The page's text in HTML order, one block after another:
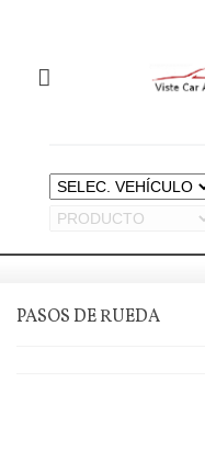
PASOS DE RUEDA